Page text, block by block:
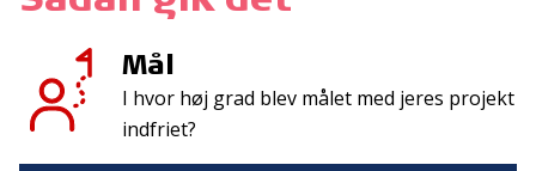
Mål
I hvor høj grad blev målet med jeres projekt
indfriet?
45 26 08 00
info@trygfonden.dk
Vis vej hertil